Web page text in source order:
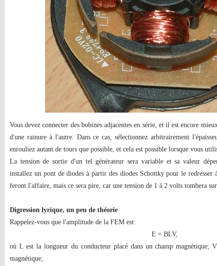
Vous devez connecter des bobines adjacentes en série, et il est encore
d'une rainure à l'autre. Dans ce cas, sélectionnez arbitrairement
enrouliez autant de tours que possible, et cela est possible lorsque vous
La tension de sortie d'un tel générateur sera variable et sa valeur
installez un pont de diodes à partir des diodes Schottky pour le redresser
feront l'affaire, mais ce sera pire, car une tension de 1 à 2 volts tombera
Digression lyrique, un peu de théorie
Rappelez-vous que l'amplitude de la FEM est:
E = BLV,
où L est la longueur du conducteur placé dans un champ magnétique;
magnétique;